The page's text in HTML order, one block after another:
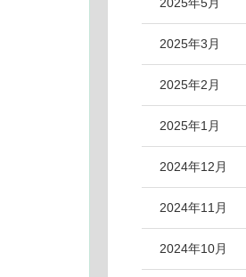
2025年5月
2025年3月
2025年2月
2025年1月
2024年12月
2024年11月
2024年10月